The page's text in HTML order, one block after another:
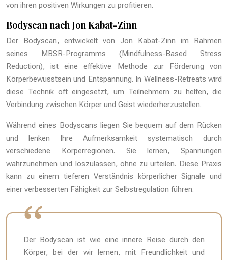
von ihren positiven Wirkungen zu profitieren.
Bodyscan nach Jon Kabat-Zinn
Der Bodyscan, entwickelt von Jon Kabat-Zinn im Rahmen
seines MBSR-Programms (Mindfulness-Based Stress
Reduction), ist eine effektive Methode zur Förderung von
Körperbewusstsein und Entspannung. In Wellness-Retreats wird
diese Technik oft eingesetzt, um Teilnehmern zu helfen, die
Verbindung zwischen Körper und Geist wiederherzustellen.
Während eines Bodyscans liegen Sie bequem auf dem Rücken
und lenken Ihre Aufmerksamkeit systematisch durch
verschiedene Körperregionen. Sie lernen, Spannungen
wahrzunehmen und loszulassen, ohne zu urteilen. Diese Praxis
kann zu einem tieferen Verständnis körperlicher Signale und
einer verbesserten Fähigkeit zur Selbstregulation führen.
Der Bodyscan ist wie eine innere Reise durch den
Körper, bei der wir lernen, mit Freundlichkeit und